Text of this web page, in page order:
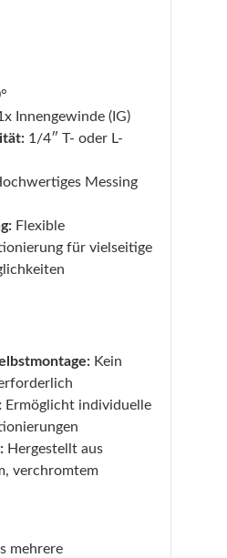
Innengewinde (IG)
1/4″ T- oder L-
Messing
Flexible
für vielseitige
Kein
Ermöglicht individuelle
Hergestellt aus
verchromtem
mehrere